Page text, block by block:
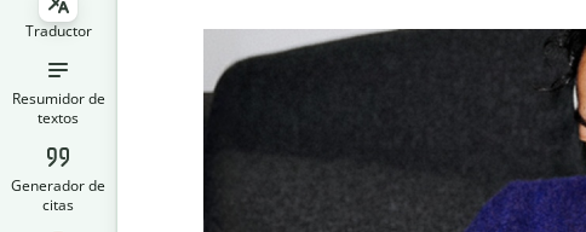
Traductor
Resumidor de
textos
Generador de
citas